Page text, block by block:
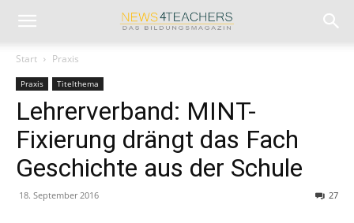
Start Praxis
Praxis Titelthema
Lehrerverband: MINT-
Fixierung drängt das Fach
Geschichte aus der Schule
18. September 2016 27